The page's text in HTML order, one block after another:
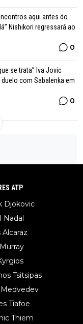
aqui antes do
Nishikori regressará ao
0
se trata” Iva Jovic
com Sabalenka em
0
ATP
Djokovic
Nadal
Alcaraz
Tsitsipas
Medvedev
Tiafoe
Thiem